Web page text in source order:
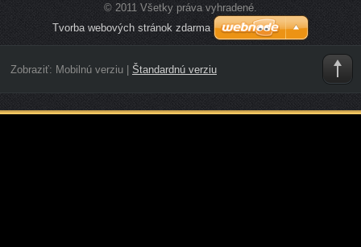
© 2011 Všetky práva vyhradené.
Tvorba webových stránok zdarma
Zobraziť: Mobilnú verziu| Štandardnú verziu